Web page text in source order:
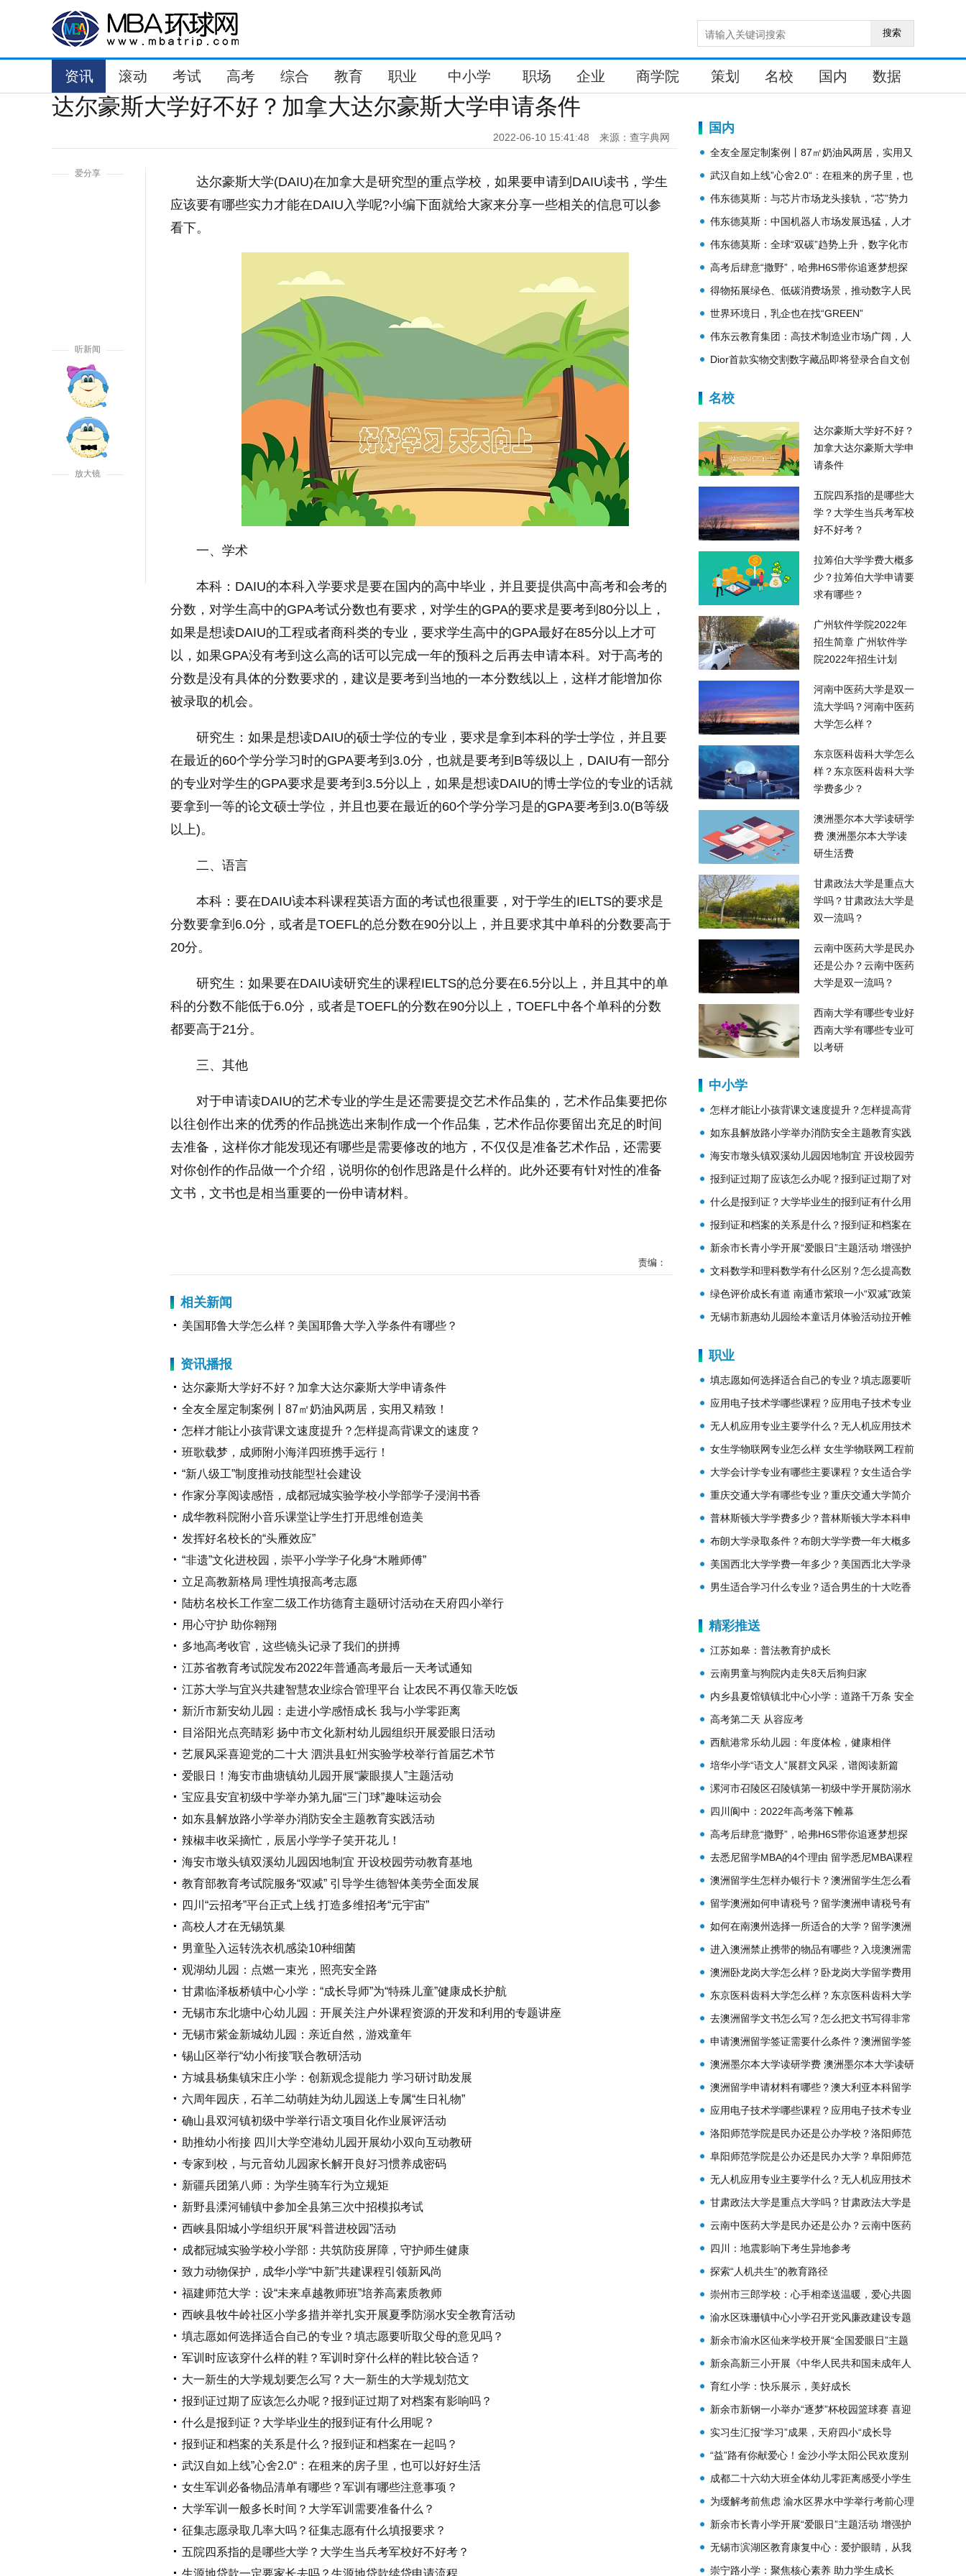
搜索
资讯 滚动 考试 高考 综合 教育 职业 中小学 职场 企业 商学院 策划 名校 国内 数据
达尔豪斯大学好不好？加拿大达尔豪斯大学申请条件
2022-06-10 15:41:48 来源：查字典网
爱分享
听新闻
放大镜
达尔豪斯大学(DAIU)在加拿大是研究型的重点学校，如果要申请到DAIU读书，学生
应该要有哪些实力才能在DAIU入学呢?小编下面就给大家来分享一些相关的信息可以参
看下。
一、学术
本科：DAIU的本科入学要求是要在国内的高中毕业，并且要提供高中高考和会考的
分数，对学生高中的GPA考试分数也有要求，对学生的GPA的要求是要考到80分以上，
如果是想读DAIU的工程或者商科类的专业，要求学生高中的GPA最好在85分以上才可
以，如果GPA没有考到这么高的话可以完成一年的预科之后再去申请本科。对于高考的
分数是没有具体的分数要求的，建议是要考到当地的一本分数线以上，这样才能增加你
被录取的机会。
研究生：如果是想读DAIU的硕士学位的专业，要求是拿到本科的学士学位，并且要
在最近的60个学分学习 时的GPA要考到3.0分，也就是要考到B等级以上，DAIU有一部分
的专业对学生的GPA要求是要考到3.5分以上，如果是想读DAIU的博士学位的专业的话就
要拿到一等的论文硕士学位，并且也要在最近的60个学分学习 是的GPA要考到3.0(B等级
以上)。
二、语言
本科：要在DAIU读本科课程英语方面的考试也很重要，对于学生的IELTS的要求是
分数要拿到6.0分，或者是TOEFL的总分数在90分以上，并且要求其中单科的分数要高于
20分。
研究生：如果要在DAIU读研究生的课程IELTS的总分要在6.5分以上，并且其中的单
科的分数不能低于6.0分，或者是TOEFL的分数在90分以上，TOEFL中各个单科的分数
都要高于21分。
三、其他
对于申请读DAIU的艺术专业的学生是还需要提交艺术作品集的，艺术作品集要把你
以往创作出来的优秀的作品挑选出来制作成一个作品集，艺术作品你要留出充足的时间
去准备，这样你才能发现还有哪些是需要修改的地方，不仅仅是准备艺术作品，还需要
对你创作的作品做一个介绍，说明你的创作思路是什么样的。此外还要有针对性的准备
文书，文书也是相当重要的一份申请材料。
责编：
相关新闻
美国耶鲁大学怎么样？美国耶鲁大学入学条件有哪些？
资讯播报
达尔豪斯大学好不好？加拿大达尔豪斯大学申请条件
全友全屋定制案例丨87㎡奶油风两居，实用又精致！
怎样才能让小孩背课文速度提升？怎样提高背课文的速度？
班歌载梦，成师附小海洋四班携手远行！
“新八级工”制度推动技能型社会建设
作家分享阅读感悟，成都冠城实验学校小学部学子浸润书香
成华教科院附小音乐课堂让学生打开思维创造美
发挥好名校长的“头雁效应”
“非遗”文化进校园，崇平小学学子化身“木雕师傅”
立足高教新格局 理性填报高考志愿
陆枋名校长工作室二级工作坊德育主题研讨活动在天府四小举行
用心守护 助你翱翔
多地高考收官，这些镜头记录了我们的拼搏
江苏省教育考试院发布2022年普通高考最后一天考试通知
江苏大学与宜兴共建智慧农业综合管理平台 让农民不再仅靠天吃饭
新沂市新安幼儿园：走进小学感悟成长 我与小学零距离
目浴阳光点亮睛彩 扬中市文化新村幼儿园组织开展爱眼日活动
艺展风采喜迎党的二十大 泗洪县虹州实验学校举行首届艺术节
爱眼日！海安市曲塘镇幼儿园开展“蒙眼摸人”主题活动
宝应县安宜初级中学举办第九届“三门球”趣味运动会
如东县解放路小学举办消防安全主题教育实践活动
辣椒丰收采摘忙，辰居小学学子笑开花儿！
海安市墩头镇双溪幼儿园因地制宜 开设校园劳动教育基地
教育部教育考试院服务“双减” 引导学生德智体美劳全面发展
四川“云招考”平台正式上线 打造多维招考“元宇宙”
高校人才在无锡筑巢
男童坠入运转洗衣机感染10种细菌
观湖幼儿园：点燃一束光，照亮安全路
甘肃临泽板桥镇中心小学：“成长导师”为“特殊儿童”健康成长护航
无锡市东北塘中心幼儿园：开展关注户外课程资源的开发和利用的专题讲座
无锡市紫金新城幼儿园：亲近自然，游戏童年
锡山区举行“幼小衔接”联合教研活动
方城县杨集镇宋庄小学：创新观念提能力 学习研讨助发展
六周年园庆，石羊二幼萌娃为幼儿园送上专属“生日礼物”
确山县双河镇初级中学举行语文项目化作业展评活动
助推幼小衔接 四川大学空港幼儿园开展幼小双向互动教研
专家到校，与元音幼儿园家长解开良好习惯养成密码
新疆兵团第八师：为学生骑车行为立规矩
新野县溧河铺镇中参加全县第三次中招模拟考试
西峡县阳城小学组织开展“科普进校园”活动
成都冠城实验学校小学部：共筑防疫屏障，守护师生健康
致力动物保护，成华小学“中新”共建课程引领新风尚
福建师范大学：设“未来卓越教师班”培养高素质教师
西峡县牧牛岭社区小学多措并举扎实开展夏季防溺水安全教育活动
填志愿如何选择适合自己的专业？填志愿要听取父母的意见吗？
军训时应该穿什么样的鞋？军训时穿什么样的鞋比较合适？
大一新生的大学规划要怎么写？大一新生的大学规划范文
报到证过期了应该怎么办呢？报到证过期了对档案有影响吗？
什么是报到证？大学毕业生的报到证有什么用呢？
报到证和档案的关系是什么？报到证和档案在一起吗？
武汉自如上线”心舍2.0“：在租来的房子里，也可以好好生活
女生军训必备物品清单有哪些？军训有哪些注意事项？
大学军训一般多长时间？大学军训需要准备什么？
征集志愿录取几率大吗？征集志愿有什么填报要求？
五院四系指的是哪些大学？大学生当兵考军校好不好考？
生源地贷款一定要家长去吗？生源地贷款续贷申请流程
国内
全友全屋定制案例丨87㎡奶油风两居，实用又
精致！
武汉自如上线”心舍2.0“：在租来的房子里，也
可以好好生活
伟东德莫斯：与芯片市场龙头接轨，“芯”势力
需提高人才上限
伟东德莫斯：中国机器人市场发展迅猛，人才
缺口趋势不断上升
伟东德莫斯：全球“双碳”趋势上升，数字化市
场发展成必然
高考后肆意“撒野”，哈弗H6S带你追逐梦想探
索世界
得物拓展绿色、低碳消费场景，推动数字人民
币加速普及
世界环境日，乳企也在找“GREEN”
伟东云教育集团：高技术制造业市场广阔，人
工智能“钱景”上升迅猛
Dior首款实物交割数字藏品即将登录合自文创
名校
达尔豪斯大学好不好？
加拿大达尔豪斯大学申
请条件
五院四系指的是哪些大
学？大学生当兵考军校
好不好考？
拉筹伯大学学费大概多
少？拉筹伯大学申请要
求有哪些？
广州软件学院2022年
招生简章 广州软件学
院2022年招生计划
河南中医药大学是双一
流大学吗？河南中医药
大学怎么样？
东京医科齿科大学怎么
样？东京医科齿科大学
学费多少？
澳洲墨尔本大学读研学
费 澳洲墨尔本大学读
研生活费
甘肃政法大学是重点大
学吗？甘肃政法大学是
双一流吗？
云南中医药大学是民办
还是公办？云南中医药
大学是双一流吗？
西南大学有哪些专业好
西南大学有哪些专业可
以考研
中小学
怎样才能让小孩背课文速度提升？怎样提高背
课文的速度？
如东县解放路小学举办消防安全主题教育实践
活动
海安市墩头镇双溪幼儿园因地制宜 开设校园劳
动教育基地
报到证过期了应该怎么办呢？报到证过期了对
档案有影响吗？
什么是报到证？大学毕业生的报到证有什么用
呢？
报到证和档案的关系是什么？报到证和档案在
一起吗？
新余市长青小学开展“爱眼日”主题活动 增强护
眼意识
文科数学和理科数学有什么区别？怎么提高数
学成绩？
绿色评价成长有道 南通市紫琅一小“双减”政策
落地
无锡市新惠幼儿园绘本童话月体验活动拉开帷
职业
填志愿如何选择适合自己的专业？填志愿要听
取父母的意见吗？
应用电子技术学哪些课程？应用电子技术专业
课程介绍
无人机应用专业主要学什么？无人机应用技术
专业是干什么的？
女生学物联网专业怎么样 女生学物联网工程前
景好不好
大学会计学专业有哪些主要课程？女生适合学
的专业有哪些？
重庆交通大学有哪些专业？重庆交通大学简介
普林斯顿大学学费多少？普林斯顿大学本科申
请条件？
布朗大学录取条件？布朗大学学费一年大概多
少？
美国西北大学学费一年多少？美国西北大学录
取条件？
男生适合学习什么专业？适合男生的十大吃香
精彩推送
江苏如皋：普法教育护成长
云南男童与狗院内走失8天后狗归家
内乡县夏馆镇镇北中心小学：道路千万条 安全
最重要
高考第二天 从容应考
西航港常乐幼儿园：年度体检，健康相伴
培华小学“语文人”展群文风采，谱阅读新篇
漯河市召陵区召陵镇第一初级中学开展防溺水
安全教育活动
四川阆中：2022年高考落下帷幕
高考后肆意“撒野”，哈弗H6S带你追逐梦想探
索世界
去悉尼留学MBA的4个理由 留学悉尼MBA课程
的原因
澳洲留学生怎样办银行卡？澳洲留学生怎么看
病？
留学澳洲如何申请税号？留学澳洲申请税号有
什么好处？
如何在南澳州选择一所适合的大学？留学澳洲
如何转专业？
进入澳洲禁止携带的物品有哪些？入境澳洲需
要申报的物品
澳洲卧龙岗大学怎么样？卧龙岗大学留学费用
多少？
东京医科齿科大学怎么样？东京医科齿科大学
学费多少？
去澳洲留学文书怎么写？怎么把文书写得非常
的优秀呢？
申请澳洲留学签证需要什么条件？澳洲留学签
证需要的材料
澳洲墨尔本大学读研学费 澳洲墨尔本大学读研
生活费
澳洲留学申请材料有哪些？澳大利亚本科留学
申请条件？
应用电子技术学哪些课程？应用电子技术专业
课程介绍
洛阳师范学院是民办还是公办学校？洛阳师范
院校好不好？
阜阳师范学院是公办还是民办大学？阜阳师范
学院好不好？
无人机应用专业主要学什么？无人机应用技术
专业是干什么的？
甘肃政法大学是重点大学吗？甘肃政法大学是
双一流吗？
云南中医药大学是民办还是公办？云南中医药
大学是双一流吗？
四川：地震影响下考生异地参考
探索“人机共生”的教育路径
崇州市三郎学校：心手相牵送温暖，爱心共圆
少年梦
渝水区珠珊镇中心小学召开党风廉政建设专题
会议
新余市渝水区仙来学校开展“全国爱眼日”主题
教育
新余高新三小开展《中华人民共和国未成年人
保护法》宣传活动
育红小学：快乐展示，美好成长
新余市新钢一小举办“逐梦”杯校园篮球赛 喜迎
建校60周年
实习生汇报“学习”成果，天府四小“成长导
师”给出高分评价
“益”路有你献爱心！金沙小学太阳公民欢度别
样“六一”
成都二十六幼大班全体幼儿零距离感受小学生
活
为缓解考前焦虑 渝水区界水中学举行考前心理
辅导讲座
新余市长青小学开展“爱眼日”主题活动 增强护
眼意识
无锡市滨湖区教育康复中心：爱护眼睛，从我
做起
崇宁路小学：聚焦核心素养 助力学生成长